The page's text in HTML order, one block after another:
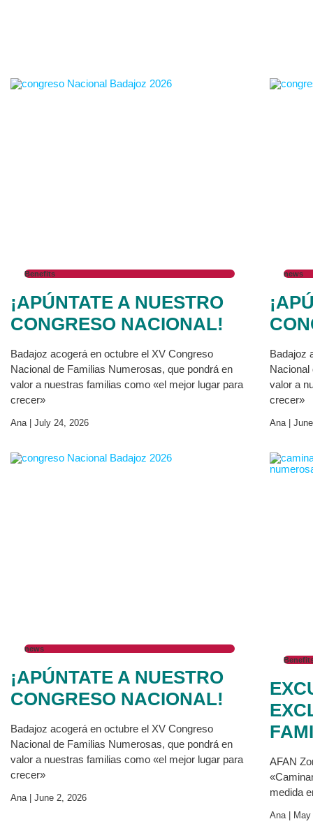
Benefits
¡APÚNTATE A NUESTRO
CONGRESO NACIONAL!
Badajoz acogerá en octubre el XV Congreso
Nacional de Familias Numerosas, que pondrá en
valor a nuestras familias como «el mejor lugar para
crecer»
Ana July 24, 2026
news
Badajoz
Nacional
valor a
crecer»
Ana
news
¡APÚNTATE A NUESTRO
CONGRESO NACIONAL!
Badajoz acogerá en octubre el XV Congreso
Nacional de Familias Numerosas, que pondrá en
valor a nuestras familias como «el mejor lugar para
crecer»
Ana June 2, 2026
AFAN
medida
Ana May